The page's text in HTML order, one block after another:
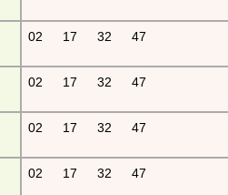
02 17 32 47
02 17 32 47
02 17 32 47
02 17 32 47